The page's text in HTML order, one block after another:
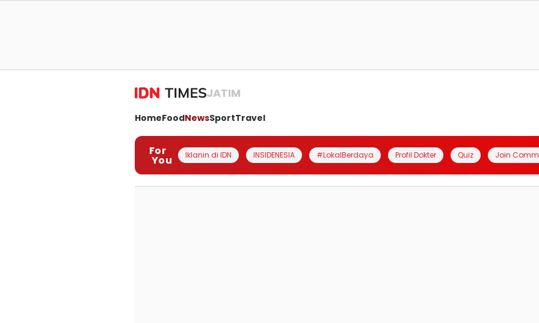
JATIM
HomeFoodNewsSportTravel
For
You Iklanin di IDN INSIDENESIA #LokalBerdaya Profil Dokter Quiz Join